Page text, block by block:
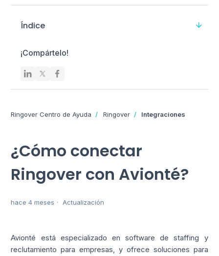
Índice
¡Compártelo!
Ringover Centro de Ayuda Ringover Integraciones
¿Cómo conectar
Ringover con Avionté?
hace 4 meses Actualización
Avionté está especializado en software de staffing y
reclutamiento para empresas, y ofrece soluciones para